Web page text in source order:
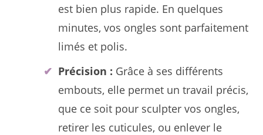
est bien plus rapide. En quelques
minutes, vos ongles sont parfaitement
limés et polis.
Précision : Grâce à ses différents
embouts, elle permet un travail précis,
que ce soit pour sculpter vos ongles,
retirer les cuticules, ou enlever le